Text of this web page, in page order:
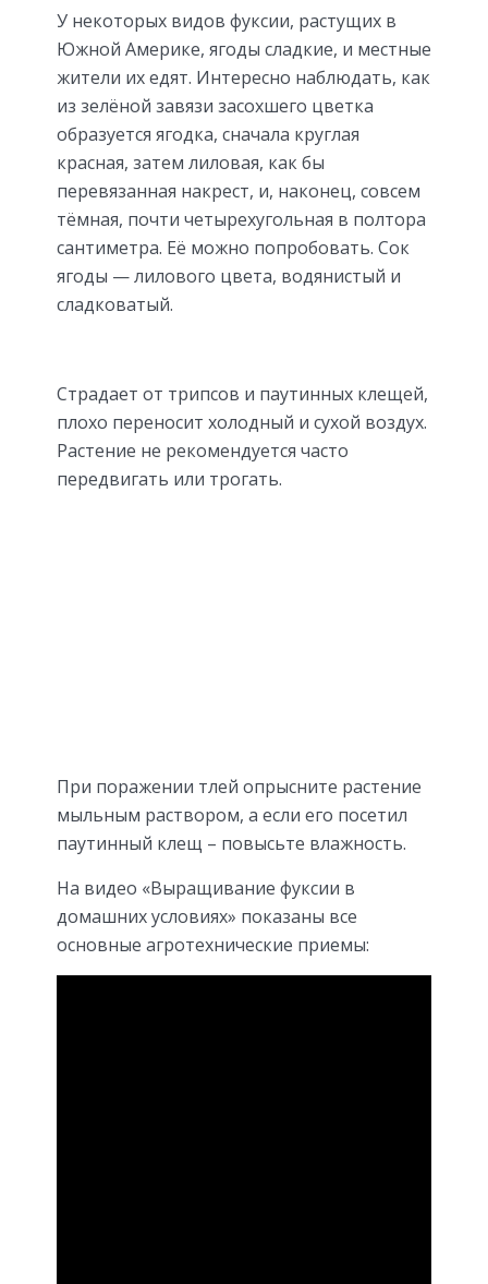
У некоторых видов фуксии, растущих в
Южной Америке, ягоды сладкие, и местные
жители их едят. Интересно наблюдать, как
из зелёной завязи засохшего цветка
образуется ягодка, сначала круглая
красная, затем лиловая, как бы
перевязанная накрест, и, наконец, совсем
тёмная, почти четырехугольная в полтора
сантиметра. Её можно попробовать. Сок
ягоды — лилового цвета, водянистый и
сладковатый.
Страдает от трипсов и паутинных клещей,
плохо переносит холодный и сухой воздух.
Растение не рекомендуется часто
передвигать или трогать.
При поражении тлей опрысните растение
мыльным раствором, а если его посетил
паутинный клещ – повысьте влажность.
На видео «Выращивание фуксии в
домашних условиях» показаны все
основные агротехнические приемы: